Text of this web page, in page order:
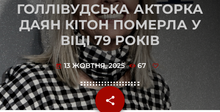
ГОЛЛІВУДСЬКА АКТОРКА
ДАЯН КІТОН ПОМЕРЛА У
ВІЦІ 79 РОКІВ
today 13 ЖОВТНЯ, 2025 67
share
email